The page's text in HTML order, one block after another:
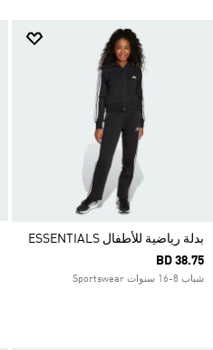
بدلة رياضية للأطفال ESSENTIALS
BD 38.75
شباب 8-16 سنوات Sportswear